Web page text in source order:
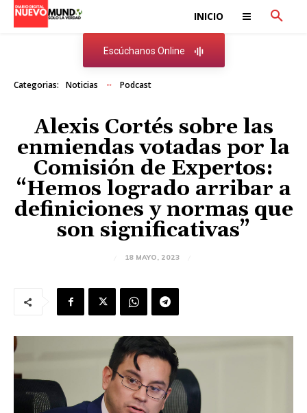
INICIO
Escúchanos Online
Categorias: Noticias Podcast
Alexis Cortés sobre las
enmiendas votadas por la
Comisión de Expertos:
“Hemos logrado arribar a
definiciones y normas que
son significativas”
18 MAYO, 2023